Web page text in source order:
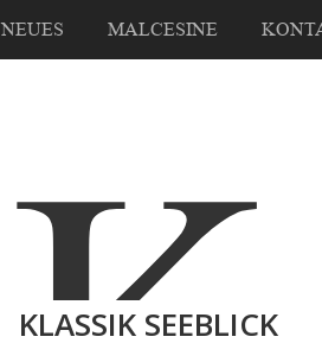
NEUES MALCESINE
KLASSIK SEEBLICK